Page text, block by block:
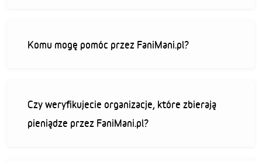
Komu mogę pomóc przez FaniMani.pl?
Czy weryfikujecie organizacje, które zbierają
pieniądze przez FaniMani.pl?